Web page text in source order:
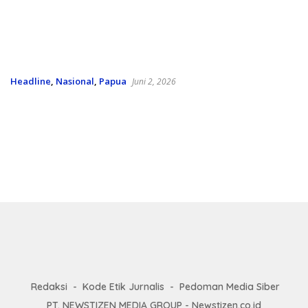
Headline, Nasional, Papua Juni 2, 2026
Redaksi Kode Etik Jurnalis
Pedoman Media Siber
PT. NEWSTIZEN MEDIA GROUP - Newstizen.co.id